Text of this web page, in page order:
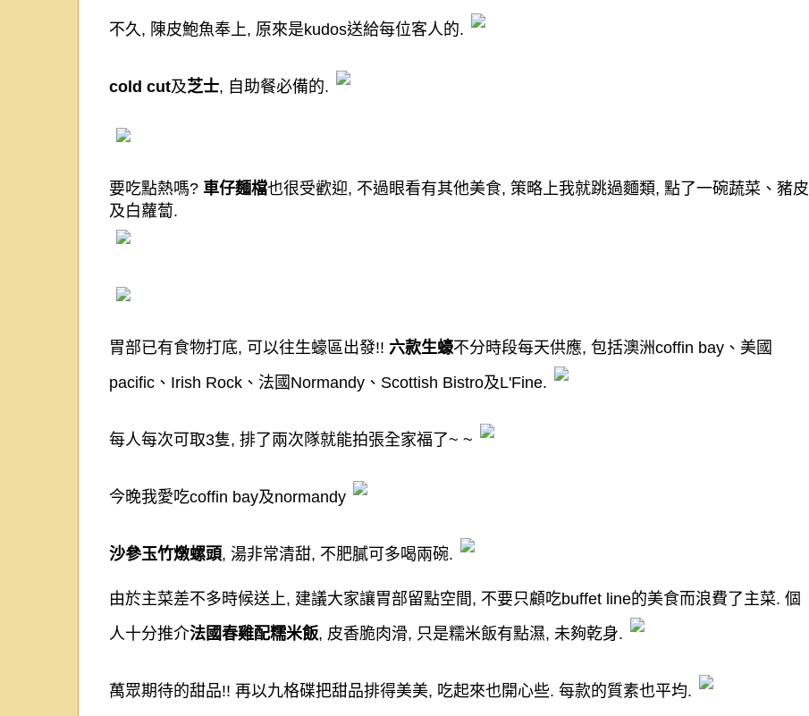
不久 , 陳皮鮑魚奉上, 原來是kudos送給每位客人的.
cold cut及芝士, 自助餐必備的.
要吃點熱嗎? 車仔麵檔也很受歡迎, 不過眼看有其他美食, 策略上我就跳過麵類, 點了一碗蔬菜、豬皮
及白蘿蔔.
胃部已有食物打底, 可以往生蠔區出發!! 六款生蠔不分時段每天供應, 包括澳洲coffin bay 、美國
pacific 、 Irish Rock 、法國 Normandy 、 Scottish Bistro及L'Fine.
每人每次可取3隻, 排了兩次隊就能拍張全家福了~ ~
今晚我愛吃coffin bay及normandy
沙參玉竹燉螺頭, 湯非常清甜, 不肥膩可多喝兩碗.
由於主菜差不多時候送上, 建議大家讓胃部留點空間, 不要只顧吃buffet line的美食而浪費了主菜. 個
人十分推介法國春雞配糯米飯, 皮香脆肉滑, 只是糯米飯有點濕, 未夠乾身.
萬眾期待的甜品!! 再以九格碟把甜品排得美美, 吃起來也開心些. 每款的質素也平均.